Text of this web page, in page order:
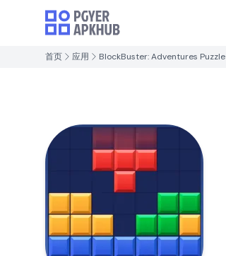
首页 应用 BlockBuster: Adventures Puzzle